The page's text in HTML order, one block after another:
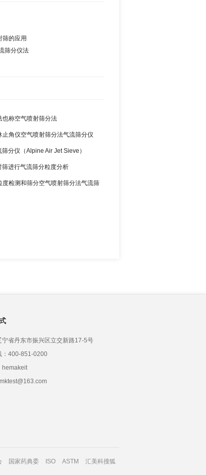
的应用
筛分仪法
称空气喷射筛分法
角仪空气喷射筛分法气流筛分仪
分仪（Alpine Air Jet Sieve）
N空气喷射筛分仪 510-34
进行气流筛分粒度分析
检测和筛分空气喷射筛分法气流筛
宁省丹东市振兴区立交新路17-5号
：400-851-0200
hemakeit
国家药典委 ISO ASTM
汇美科搜狐